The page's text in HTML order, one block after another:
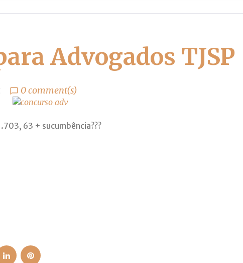
Advogados TJSP
chat_bubble_outline 0 comment(s)
63 + sucumbência???
LinkedInPinterest